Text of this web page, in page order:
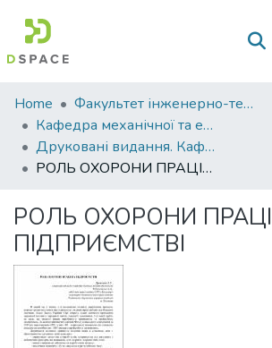
Communities
&
Collections
All of DSpace
Statistics
Home
Факультет інженерно-технологічний
Кафедра механічної та електричної інженерії
Друковані видання. Кафедра механічної та електричної інженерії
РОЛЬ ОХОРОНИ ПРАЦІ НА ПІДПРИЄМСТВІ
РОЛЬ ОХОРОНИ
ПІДПРИЄМСТВІ